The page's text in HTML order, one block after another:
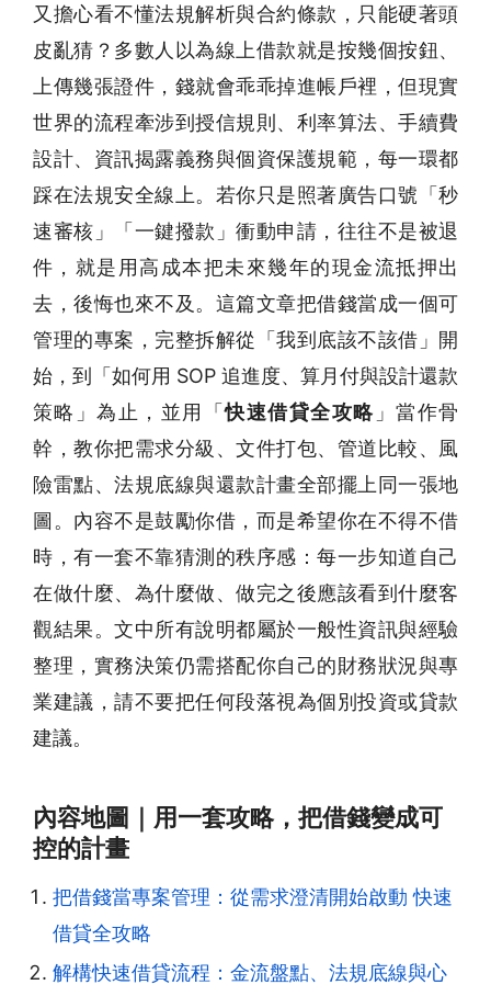
又擔心看不懂法規解析與合約條款，只能硬著頭
皮亂猜？多數人以為線上借款就是按幾個按鈕、
上傳幾張證件，錢就會乖乖掉進帳戶裡，但現實
世界的流程牽涉到授信規則、利率算法、手續費
設計、資訊揭露義務與個資保護規範，每一環都
踩在法規安全線上。若你只是照著廣告口號「秒
速審核」「一鍵撥款」衝動申請，往往不是被退
件，就是用高成本把未來幾年的現金流抵押出
去，後悔也來不及。這篇文章把借錢當成一個可
管理的專案，完整拆解從「我到底該不該借」開
始，到「如何用 SOP 追進度、算月付與設計還款
策略」為止，並用「快速借貸全攻略 」當作骨
幹，教你把需求分級、文件打包、管道比較、風
險雷點、法規底線與還款計畫全部擺上同一張地
圖。內容不是鼓勵你借，而是希望你在不得不借
時，有一套不靠猜測的秩序感：每一步知道自己
在做什麼、為什麼做、做完之後應該看到什麼客
觀結果。文中所有說明都屬於一般性資訊與經驗
整理，實務決策仍需搭配你自己的財務狀況與專
業建議，請不要把任何段落視為個別投資或貸款
建議。
內容地圖｜用一套攻略，把借錢變成可
控的計畫
把借錢當專案管理：從需求澄清開始啟動 快速
借貸全攻略
解構快速借貸流程：金流盤點、法規底線與心